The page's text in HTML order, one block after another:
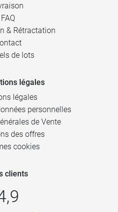
FAQ
& Rétractation
de lots
légales
légales
personnelles
de Vente
des offres
cookies
clients